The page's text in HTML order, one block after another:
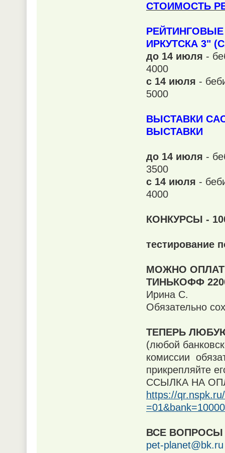
СТОИМОСТЬ
РЕЙТИНГОВЫЕ
ИРКУТСКА 3"
до 14 июля -
4000
c 14 июля -
5000
ВЫСТАВКИ
ВЫСТАВКИ
до 14 июля -
3500
c 14 июля -
4000
КОНКУРСЫ -
тестирование
МОЖНО
ТИНЬКОФФ
Ирина С.
Обязательно
ТЕПЕРЬ
(любой
комиссии
прикрепляйте
ССЫЛКА НА
https://
ВСЕ
pet-planet@bk.ru